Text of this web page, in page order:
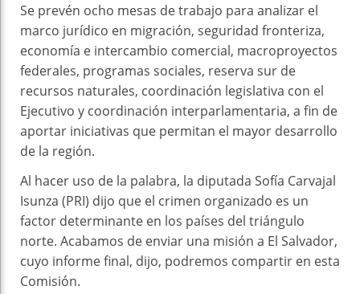
Se prevén ocho mesas de trabajo para analizar el
marco jurídico en migración, seguridad fronteriza,
economía e intercambio comercial, macroproyectos
federales, programas sociales, reserva sur de
recursos naturales, coordinación legislativa con el
Ejecutivo y coordinación interparlamentaria, a fin de
aportar iniciativas que permitan el mayor desarrollo
de la región.
Al hacer uso de la palabra, la diputada Sofía Carvajal
Isunza (PRI) dijo que el crimen organizado es un
factor determinante en los países del triángulo
norte. Acabamos de enviar una misión a El Salvador,
cuyo informe final, dijo, podremos compartir en esta
Comisión.